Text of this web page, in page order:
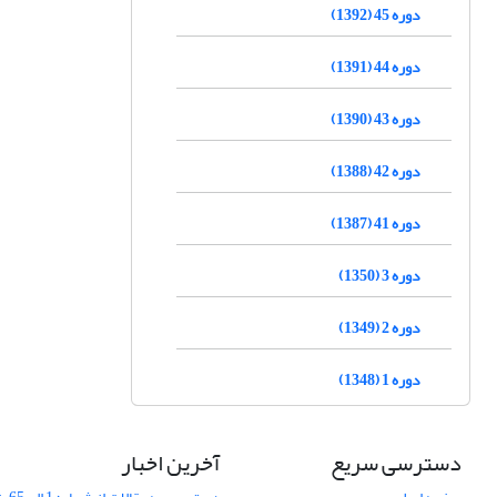
دوره 45 (1392)
دوره 44 (1391)
دوره 43 (1390)
دوره 42 (1388)
دوره 41 (1387)
دوره 3 (1350)
دوره 2 (1349)
دوره 1 (1348)
دسترسی سریع آخرین اخبار